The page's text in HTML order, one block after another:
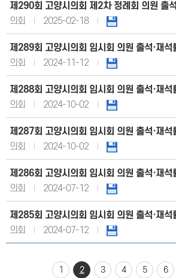
제290회 고양시의회 제2차 정례회 의원 출
의회
2025-02-18
제289회 고양시의회 임시회 의원 출석·재석
의회
2024-11-12
제288회 고양시의회 임시회 의원 출석·재석
의회
2024-10-02
제287회 고양시의회 임시회 의원 출석·재석
의회
2024-10-02
제286회 고양시의회 임시회 의원 출석·재석
의회
2024-07-12
제285회 고양시의회 임시회 의원 출석·재석
의회
2024-07-12
1 2 3 4 5 6